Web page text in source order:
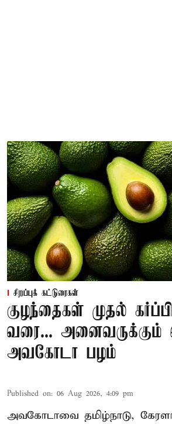
சிறப்புக் கட்டுரைகள்
குழந்தைகள் முதல்
வரை... அனைவருக்கும்
அவகோடா பழம்
Published on: 06 Aug 2026, 4:09 pm
அவகோடாவை தமிழ்நாடு,